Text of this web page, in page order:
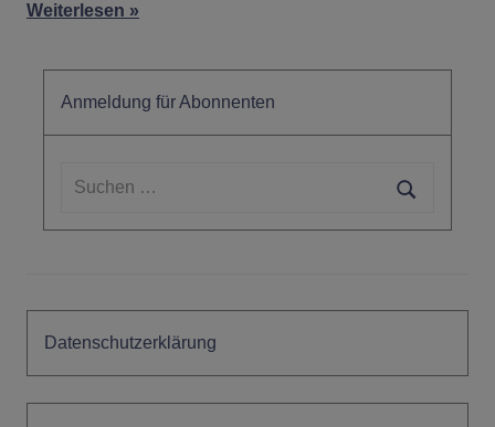
Weiterlesen
Anmeldung für Abonnenten
Suchen
Datenschutzerklärung